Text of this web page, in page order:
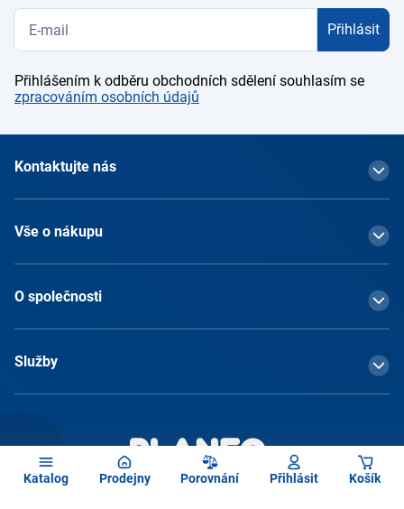
Katalog Prodejny Porovnání Přihlásit Košík
Přihlásit
Přihlášením k odběru obchodních sdělení souhlasím se
zpracováním osobních údajů
Kontaktujte nás
Vše o nákupu
O společnosti
Služby